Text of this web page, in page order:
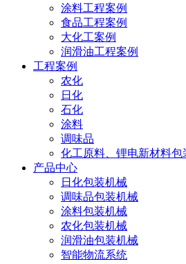
涂料工程案例
食品工程案例
大化工案例
润滑油工程案例
工程案例
农化
日化
石化
涂料
调味品
化工原料、锂电新材料包
产品中心
日化包装机械
调味品包装机械
涂料包装机械
农化包装机械
润滑油包装机械
智能物流系统